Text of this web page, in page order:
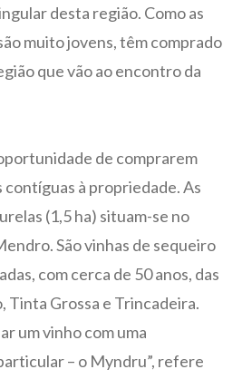
desta região. Como as
muito jovens, têm comprado
que vão ao encontro da
de comprarem
contíguas à propriedade. As
(1,5 ha) situam-se no
São vinhas de sequeiro
com cerca de 50 anos, das
Tinta Grossa e Trincadeira.
um vinho com uma
– o Myndru”, refere